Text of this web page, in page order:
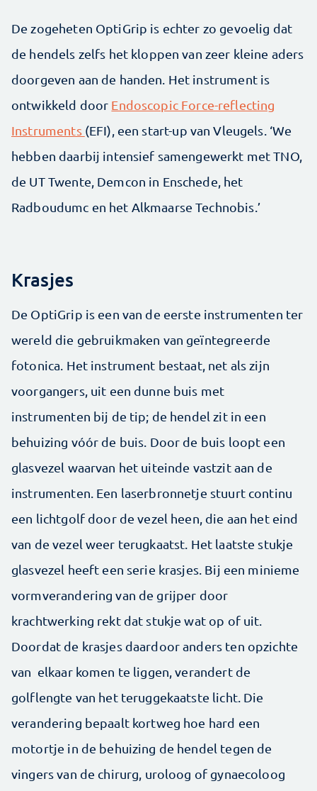
De zogeheten OptiGrip is echter zo gevoelig dat
de hendels zelfs het kloppen van zeer kleine aders
doorgeven aan de handen. Het instrument is
ontwikkeld door Endoscopic Force-reflecting
Instruments (EFI), een start-up van Vleugels. ‘We
hebben daarbij intensief samengewerkt met TNO,
de UT Twente, Demcon in Enschede, het
Radboudumc en het Alkmaarse Technobis.’
Krasjes
De OptiGrip is een van de eerste instrumenten ter
wereld die gebruikmaken van geïntegreerde
fotonica. Het instrument bestaat, net als zijn
voorgangers, uit een dunne buis met
instrumenten bij de tip; de hendel zit in een
behuizing vóór de buis. Door de buis loopt een
glasvezel waarvan het uiteinde vastzit aan de
instrumenten. Een laserbronnetje stuurt continu
een lichtgolf door de vezel heen, die aan het eind
van de vezel weer terugkaatst. Het laatste stukje
glasvezel heeft een serie krasjes. Bij een minieme
vormverandering van de grijper door
krachtwerking rekt dat stukje wat op of uit.
Doordat de krasjes daardoor anders ten opzichte
van elkaar komen te liggen, verandert de
golflengte van het teruggekaatste licht. Die
verandering bepaalt kortweg hoe hard een
motortje in de behuizing de hendel tegen de
vingers van de chirurg, uroloog of gynaecoloog